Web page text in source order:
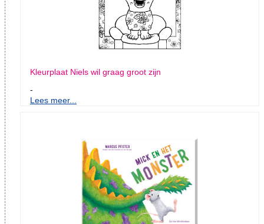
Kleurplaat Niels wil graag groot zijn
-
Lees meer...